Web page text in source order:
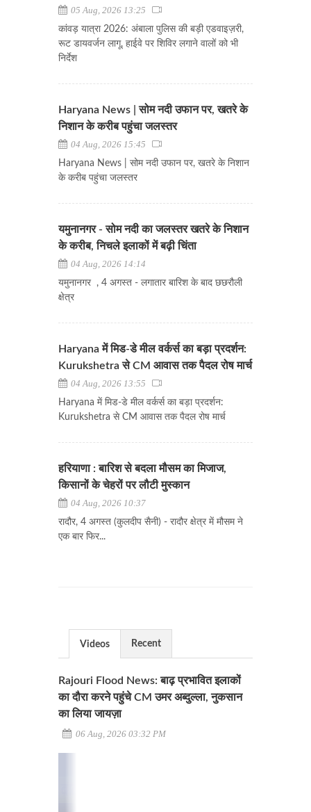
05 Aug, 2026 13:25
कांवड़ यात्रा 2026: अंबाला पुलिस की बड़ी एडवाइज़री,
रूट डायवर्जन लागू, हाईवे पर शिविर लगाने वालों को भी
निर्देश
Haryana News | सोम नदी उफान पर, खतरे के
निशान के करीब पहुंचा जलस्तर
04 Aug, 2026 15:45
Haryana News | सोम नदी उफान पर, खतरे के निशान
के करीब पहुंचा जलस्तर
यमुनानगर - सोम नदी का जलस्तर खतरे के निशान
के करीब, निचले इलाकों में बढ़ी चिंता
04 Aug, 2026 14:14
यमुनानगर , 4 अगस्त - लगातार बारिश के बाद छछरौली
क्षेत्र
Haryana में मिड-डे मील वर्कर्स का बड़ा प्रदर्शन:
Kurukshetra से CM आवास तक पैदल रोष मार्च
04 Aug, 2026 13:55
Haryana में मिड-डे मील वर्कर्स का बड़ा प्रदर्शन:
Kurukshetra से CM आवास तक पैदल रोष मार्च
हरियाणा : बारिश से बदला मौसम का मिजाज,
किसानों के चेहरों पर लौटी मुस्कान
04 Aug, 2026 10:37
रादौर, 4 अगस्त (कुलदीप सैनी) - रादौर क्षेत्र में मौसम ने
एक बार फिर...
Videos Recent
Rajouri Flood News: बाढ़ प्रभावित इलाकों
का दौरा करने पहुंचे CM उमर अब्दुल्ला, नुकसान
का लिया जायज़ा
06 Aug, 2026 03:32 PM